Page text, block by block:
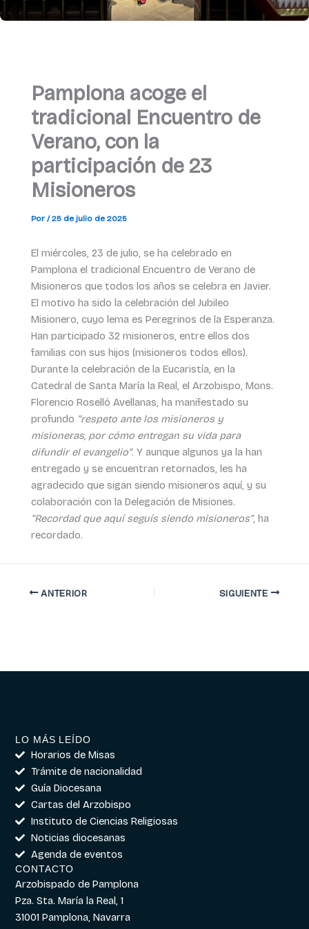
Pamplona acoge el
tradicional Encuentro de
Verano, con la
participación de 23
Misioneros
Por /25 de julio de 2025
El miércoles, 23 de julio, se ha celebrado en
Pamplona el tradicional Encuentro de Verano de
Misioneros que todos los años se celebra en Javier.
El motivo ha sido la celebración del Jubileo
Misionero, cuyo lema es Peregrinos de la Esperanza.
Han participado 32 misioneros, entre ellos dos
familias con sus hijos (misioneros todos ellos).
Durante la celebración de la Eucaristía, en la
Catedral de Santa María la Real, el Arzobispo, Mons.
Florencio Roselló Avellanas, ha manifestado su
profundo “respeto ante los misioneros y
misioneras, por cómo entregan su vida para
difundir el evangelio”. Y aunque algunos ya la han
entregado y se encuentran retornados, les ha
agradecido que sigan siendo misioneros aquí, y su
colaboración con la Delegación de Misiones.
“Recordad que aquí seguís siendo misioneros”, ha
recordado.
ANTERIOR SIGUIENTE
LO MÁS LEÍDO
Horarios de Misas
Trámite de nacionalidad
Guía Diocesana
Cartas del Arzobispo
Instituto de Ciencias Religiosas
Noticias diocesanas
Agenda de eventos
CONTACTO
Arzobispado de Pamplona
Pza. Sta. María la Real, 1
31001 Pamplona, Navarra